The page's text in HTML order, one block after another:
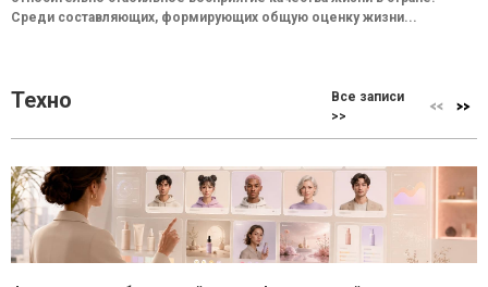
Среди составляющих, формирующих общую оценку жизни...
Техно
Все записи
>>